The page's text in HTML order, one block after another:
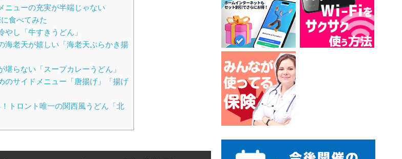
ニューの充実が半端じゃない
食べてみた
し「牛すきうどん」
海老天が嬉しい「海老天ぷらかき揚
堪らない「スープカレーうどん」
のサイドメニュー「唐揚げ」「揚げ
トロント唯一の関西風うどん「北